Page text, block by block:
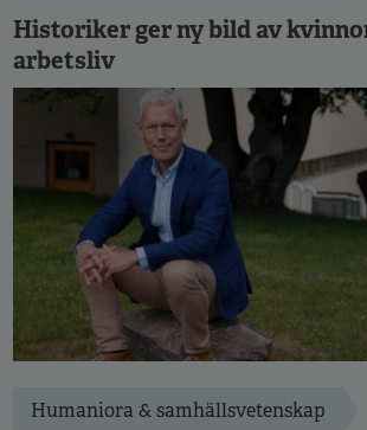
Historiker ger ny bild av
arbetsliv
Humaniora & samhällsvetenskap